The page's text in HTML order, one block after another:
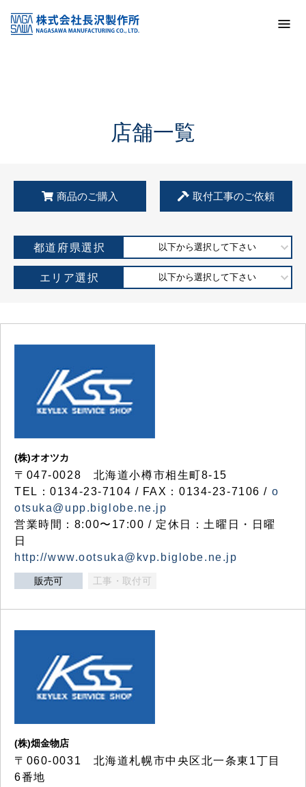
KSS加盟店・取扱店情報
店舗一覧
店舗一覧
商品のご購入 取付工事のご依頼
都道府県選択 以下から選択して下さい
エリア選択 以下から選択して下さい
(株)オオツカ
〒047-0028 北海道小樽市相生町8-15
TEL：0134-23-7104 / FAX：0134-23-7106 / o
otsuka@upp.biglobe.ne.jp
営業時間：8:00〜17:00 / 定休日：土曜日・日曜
日
http://www.ootsuka@kvp.biglobe.ne.jp
販売可 工事・取付可
(株)畑金物店
〒060-0031 北海道札幌市中央区北一条東1丁目
6番地